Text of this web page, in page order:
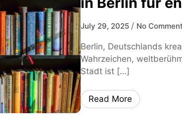
July 29, 2025 / No
Berlin, Deutschlands
Wahrzeichen,
Stadt ist […]
Read More